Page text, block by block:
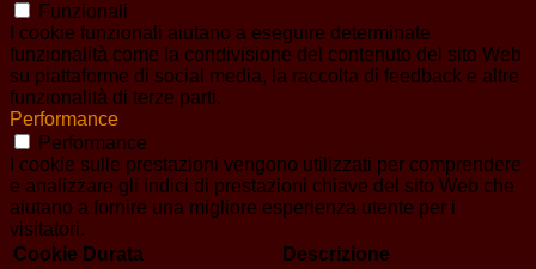
Funzionali
I cookie funzionali aiutano a eseguire determinate
funzionalità come la condivisione del contenuto del sito Web
su piattaforme di social media, la raccolta di feedback e altre
funzionalità di terze parti.
Performance
Performance
I cookie sulle prestazioni vengono utilizzati per comprendere
e analizzare gli indici di prestazioni chiave del sito Web che
aiutano a fornire una migliore esperienza utente per i
visitatori.
Cookie Durata Descrizione